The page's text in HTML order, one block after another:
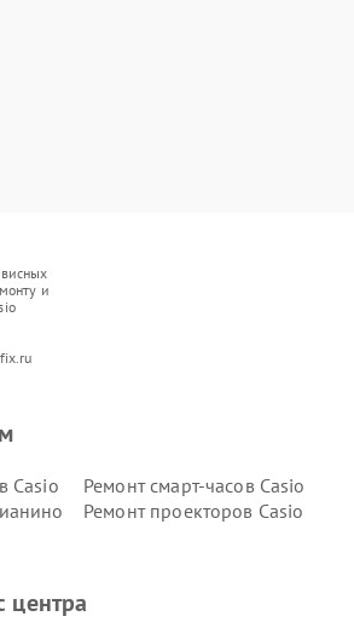
и
Casio
Ремонт смарт-часов Casio
Ремонт проекторов Casio
центра